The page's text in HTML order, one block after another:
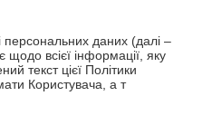
персональних даних (далі –
щодо всієї інформації, яку
текст цієї Політики
Користувача, а т